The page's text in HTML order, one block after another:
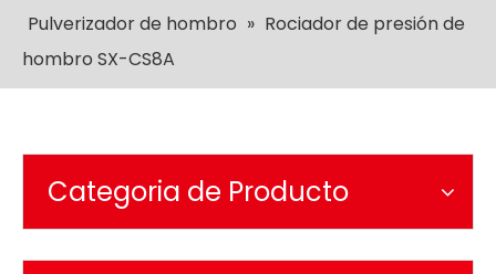
Pulverizador de hombro » Rociador de presión de
hombro SX-CS8A
Categoria de Producto